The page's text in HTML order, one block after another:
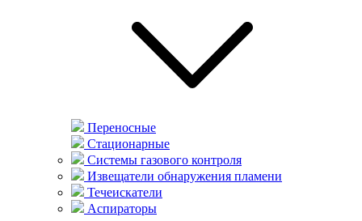
Переносные
Стационарные
Системы газового контроля
Извещатели обнаружения пламени
Течеискатели
Аспираторы